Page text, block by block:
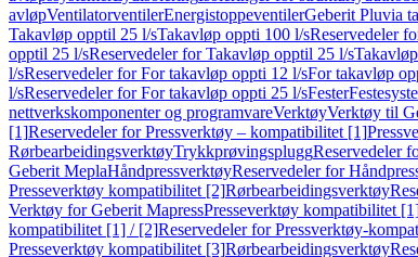
avløpVentilatorventilerEnergistoppeventilerGeberit Pluvia
Takavløp opptil 25 l/sTakavløp oppti 100 l/sReservedeler
opptil 25 l/sReservedeler for Takavløp opptil 25 l/s
l/sReservedeler for For takavløp oppti 12 l/sFor takavløp
l/sReservedeler for For takavløp oppti 25 l/sFester
nettverkskomponenter og programvareVerktøyVerktøy til
[1]Reservedeler for Pressverktøy – kompatibilitet [1]
RørbearbeidingsverktøyTrykkprøvingspluggReservedeler
Geberit MeplaHåndpressverktøyReservedeler for
Presseverktøy kompatibilitet [2]Rørbearbeidingsverktøy
Verktøy for Geberit MapressPresseverktøy kompatibilitet
kompatibilitet [1] / [2]Reservedeler for Pressverktøy-
Presseverktøy kompatibilitet [3]Rørbearbeidingsverktøy